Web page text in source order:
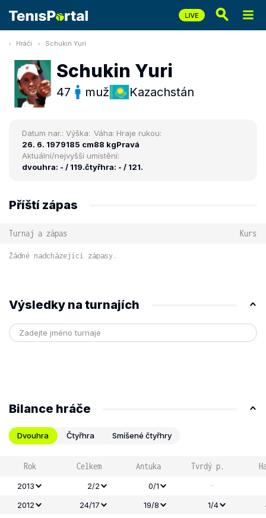
Hráči Schukin Yuri
Schukin Yuri
47 muž Kazachstán
Datum nar.:
26. 6. 1979
Výška:
185 cm
Váha:
88 kg
Hraje rukou:
Pravá
Aktuální/nejvyšší umístění:
dvouhra: - / 119.čtyřhra: - / 121.
Příští zápas
Turnaj a zápas Kurs
Žádné nadcházející zápasy.
Výsledky na turnajích
Bilance hráče
Dvouhra Čtyřhra Smíšené čtyřhry
Rok Celkem Antuka Tvrdý p.
2013 2/2 0/1 -
2012 24/17 19/8 1/4